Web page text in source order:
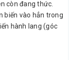
còn đang thức.
biến vào hẳn trong
hành lang (góc